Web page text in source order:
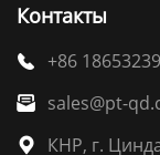
Контакты
 +86
 sales@pt-
 КНР, г.